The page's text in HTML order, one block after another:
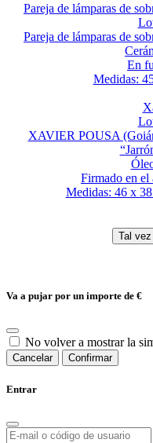
Pareja de lámparas de
Pareja de lámparas de
En
Medidas:
XAVIER POUSA
Firmado en el
Medidas: 46 x
Va a pujar por un importe de €
No volver a mostrar la
Cancelar Confirmar
Entrar